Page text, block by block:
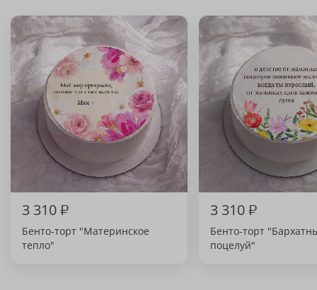
3 310₽
Бенто-торт "Материнское
тепло"
3 310₽
Бенто-торт
поцелуй"